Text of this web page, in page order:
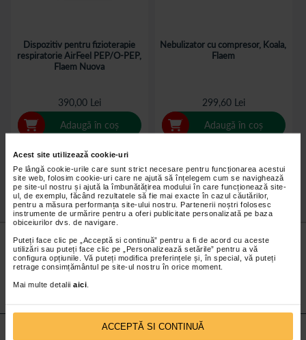
Acest site utilizează cookie-uri
Pe lângă cookie-urile care sunt strict necesare pentru funcționarea acestui
site web, folosim cookie-uri care ne ajută să înțelegem cum se navighează
pe site-ul nostru și ajută la îmbunătățirea modului în care funcționează site-
ul, de exemplu, făcând rezultatele să fie mai exacte în cazul căutărilor,
pentru a măsura performanța site-ului nostru. Partenerii noștri folosesc
instrumente de urmărire pentru a oferi publicitate personalizată pe baza
obiceiurilor dvs. de navigare.
Puteți face clic pe „Acceptă si continuă” pentru a fi de acord cu aceste
utilizări sau puteți face clic pe „Personalizează setările” pentru a vă
configura opțiunile. Vă puteți modifica preferințele și, în special, vă puteți
retrage consimțământul pe site-ul nostru în orice moment.
Mai multe detalii aici
ACCEPTĂ SI CONTINUĂ
Dispozitiv pentru fizioterapie
respiratorie AirFeel PEP/O-PEP,
Flaem Nuova
390,00 Lei
Adaugă în coș
Nebulizator cu compresor, Koala,
Flaem
299,60 Lei
Adaugă în coș
Nu lăsa niciunpreț micneobservat.
Abonează-tela newsletter-ul nostru!